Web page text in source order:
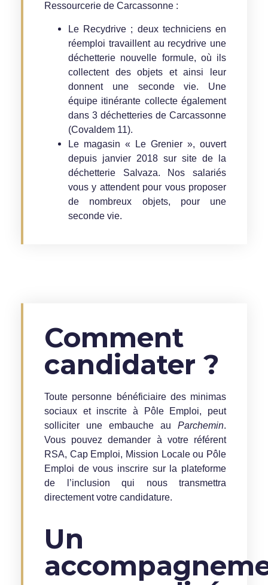
Ressourcerie de Carcassonne :
Le Recydrive ; deux techniciens en
réemploi travaillent au recydrive une
déchetterie nouvelle formule, où ils
collectent des objets et ainsi leur
donnent une seconde vie. Une
équipe itinérante collecte également
dans 3 déchetteries de Carcassonne
(Covaldem 11).
Le magasin « Le Grenier », ouvert
depuis janvier 2018 sur site de la
déchetterie Salvaza. Nos salariés
vous y attendent pour vous proposer
de nombreux objets, pour une
seconde vie.
Comment
candidater ?
Toute personne bénéficiaire des minimas
sociaux et inscrite à Pôle Emploi, peut
solliciter une embauche au Parchemin.
Vous pouvez demander à votre référent
RSA, Cap Emploi, Mission Locale ou Pôle
Emploi de vous inscrire sur la plateforme
de l’inclusion qui nous transmettra
directement votre candidature.
Un